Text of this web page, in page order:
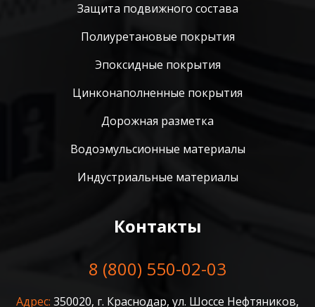
Защита подвижного состава
Полиуретановые покрытия
Эпоксидные покрытия
Цинконаполненные покрытия
Дорожная разметка
Водоэмульсионные материалы
Индустриальные материалы
Контакты
8 (800) 550-02-03
Адрес: 350020, г. Краснодар, ул. Шоссе Нефтяников,